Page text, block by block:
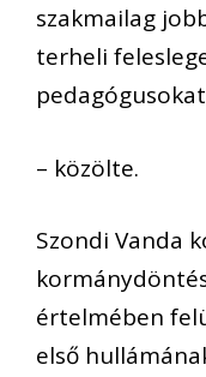
szakmailag
terheli
pedagógusokat
– közölte.
Szondi Vanda
értelmében
első